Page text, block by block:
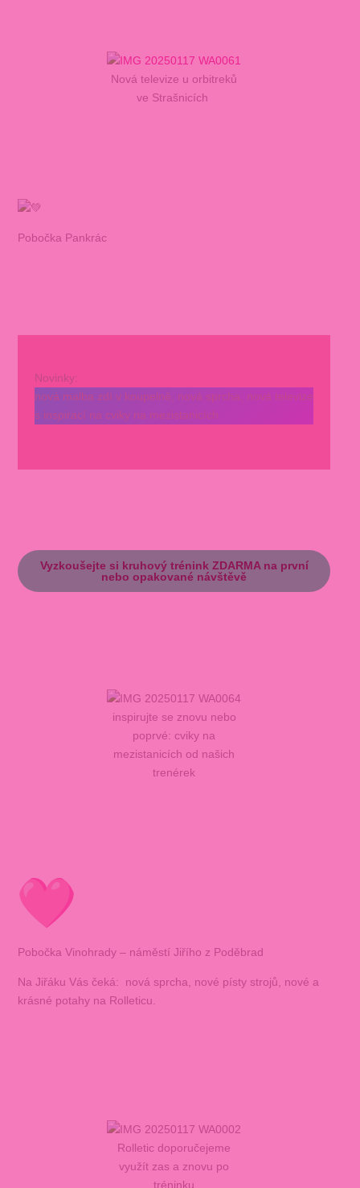
Nová televize u orbitreků
ve Strašnicích
Pobočka Pankrác
Novinky:
nová malba zdí v koupelně, nová sprcha, nová televize
s inspirací na cviky na mezistanicích
Vyzkoušejte si kruhový trénink ZDARMA na první
nebo opakované návštěvě
inspirujte se znovu nebo
poprvé: cviky na
mezistanicích od našich
trenérek
Pobočka Vinohrady – náměstí Jiřího z Poděbrad
Na Jiřáku Vás čeká: nová sprcha, nové písty strojů, nové a
krásné potahy na Rolleticu.
Rolletic doporučejeme
využít zas a znovu po
tréninku